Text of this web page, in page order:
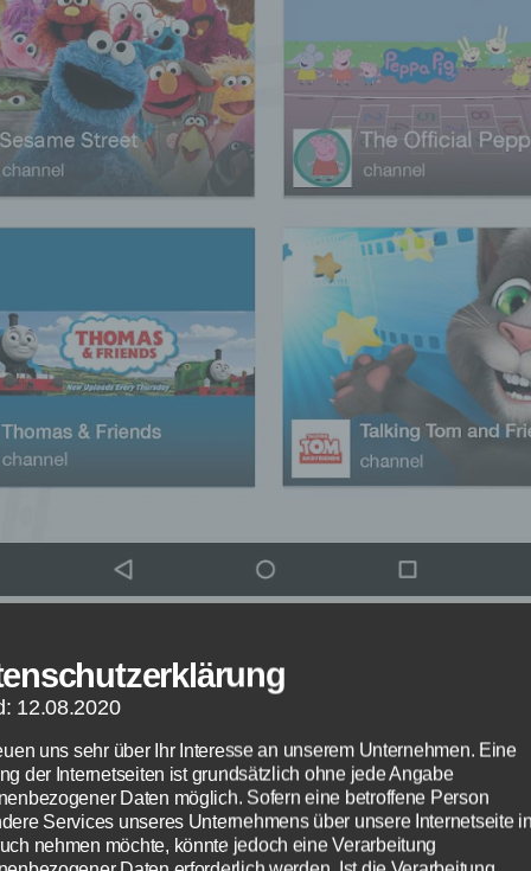
App im Google Play Store kostenlos herunterladen -
USA wurde gestern die YouTube Kids App im
Play Store für Android freigeschaltet. Hierbei
es sich um eine App, die für Kinder
ist und zahlreiche Kinderserien und Videos
12.08.2020
uns sehr über Ihr Interesse an unserem Unternehmen. Eine
der Internetseiten ist grundsätzlich ohne jede Angabe
Daten möglich. Sofern eine betroffene Person
Services unseres Unternehmens über unsere Internetseite in
nehmen möchte, könnte jedoch eine Verarbeitung